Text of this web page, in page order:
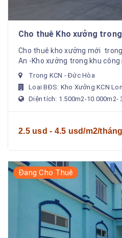
Cho thuê Kho xưởng
hòa Long An Giá Rẻ
Cho thuê kho xưởng mới
An -Kho xưởng trong khu
1.500m2 – 2.500 m...
Trong KCN - Đức Hòa
Loại BĐS: Kho Xưởng KCN
Diện tích: 1.500m2-10.000m2-
2.5 usd - 4.5 usd/m2/tháng
Đang Cho Thuê